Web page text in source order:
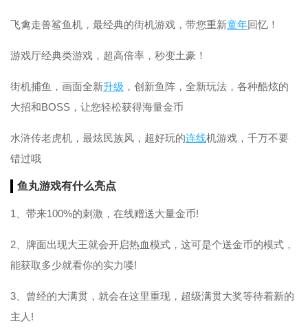
飞禽走兽鲨鱼机，最经典的街机游戏，带您重新童年回忆！
游戏厅经典类游戏，超高倍率，秒变土豪！
街机捕鱼，画面全新升级 ，创新鱼阵，全新玩法，各种酷炫的
大招和BOSS，让您轻松获得海量金币
水浒传老虎机，最炫民族风，超好玩的连线机游戏，千万不要
错过哦
鱼丸游戏有什么亮点
1、带来100%的刺激，在线赠送大量金币!
2、牌面出现大王就会开启热血模式，这可是个送金币的模式，
能获取多少就看你的实力喽!
3、曾经的大满贯，就会在这里重现，超级满贯大奖等待着新的
主人!